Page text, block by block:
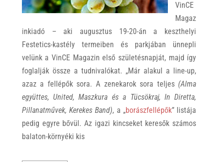
VinCE
Magaz
inkiadó – aki augusztus 19-20-án a keszthelyi
Festetics-kastély termeiben és parkjában ünnepli
velünk a VinCE Magazin első születésnapját, majd így
foglalják össze a tudnivalókat. „Már alakul a line-up,
azaz a fellépők sora. A zenekarok sora teljes (Alma
együttes, United, Maszkura és a Tücsökraj, In Diretta,
Pillanatművek, Kerekes Band), a „borászfellépők” listája
pedig egyre bővül. Az igazi kincseket keresők számos
balaton-környéki kis